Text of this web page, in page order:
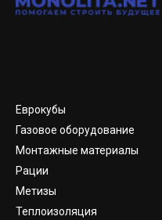
Еврокубы
Газовое оборудование
Монтажные материалы
Рации
Метизы
Теплоизоляция